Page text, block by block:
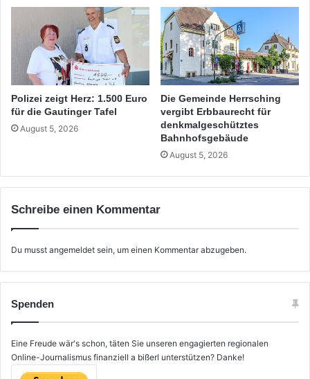
Polizei zeigt Herz: 1.500 Euro
für die Gautinger Tafel
August 5, 2026
Die Gemeinde Herrsching
vergibt Erbbaurecht für
denkmalgeschütztes
Bahnhofsgebäude
August 5, 2026
Schreibe einen Kommentar
Du musst angemeldet sein, um einen Kommentar abzugeben.
Spenden
Eine Freude wär's schon, täten Sie unseren engagierten regionalen
Online-Journalismus finanziell a bißerl unterstützen? Danke!